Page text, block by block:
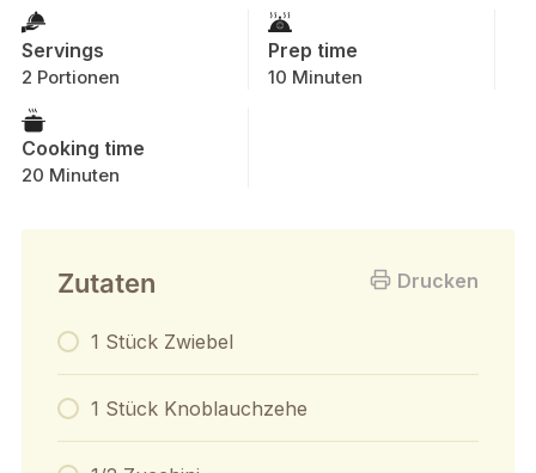
Servings
2 Portionen
Prep time
10 Minuten
Cooking time
20 Minuten
Drucken
Zutaten
1 Stück Zwiebel
1 Stück Knoblauchzehe